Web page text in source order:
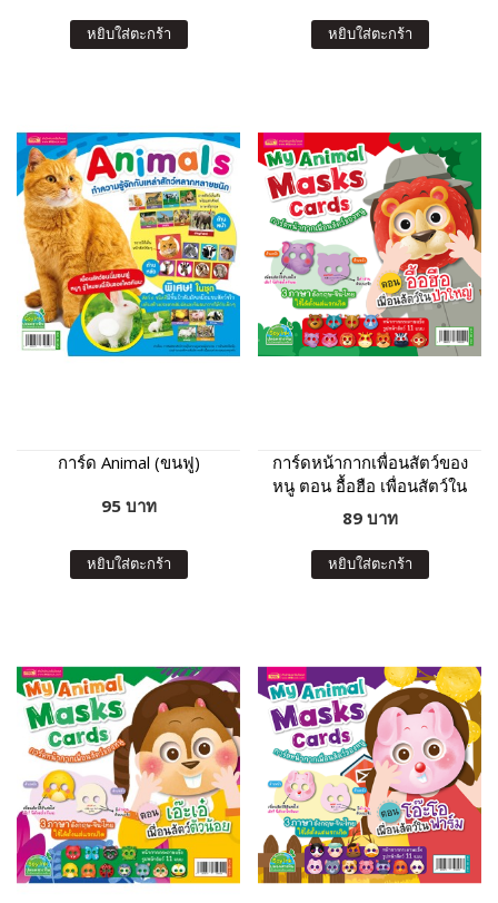
หยิบใส่ตะกร้า หยิบใส่ตะกร้า
การ์ด Animal (ขนฟู)
95 บาท
หยิบใส่ตะกร้า
การ์ดหน้ากากเพื่อนสัตว์ของ
หนู ตอน อื้อฮือ เพื่อนสัตว์ใน
ป่าใหญ่
89 บาท
หยิบใส่ตะกร้า